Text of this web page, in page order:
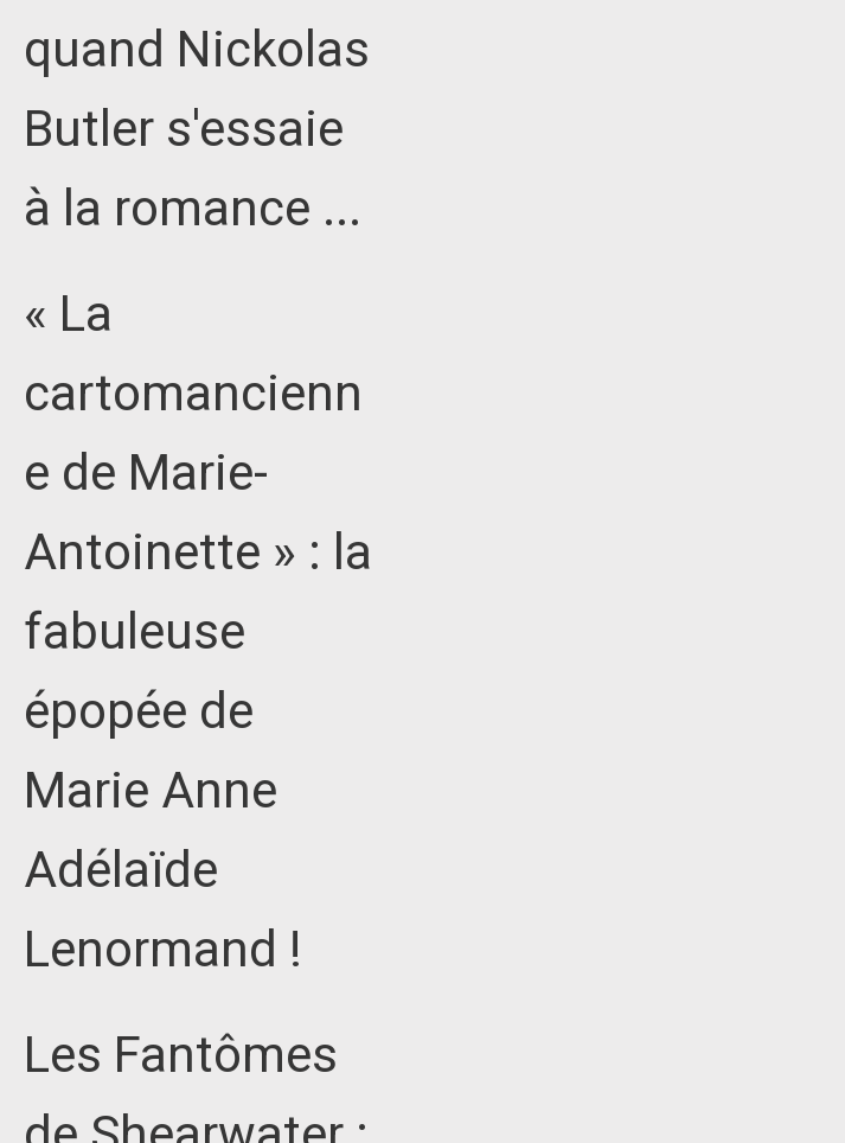
quand Nickolas
Butler s'essaie
à la romance ...
« La
cartomancienn
e de Marie-
Antoinette » : la
fabuleuse
épopée de
Marie Anne
Adélaïde
Lenormand !
Les Fantômes